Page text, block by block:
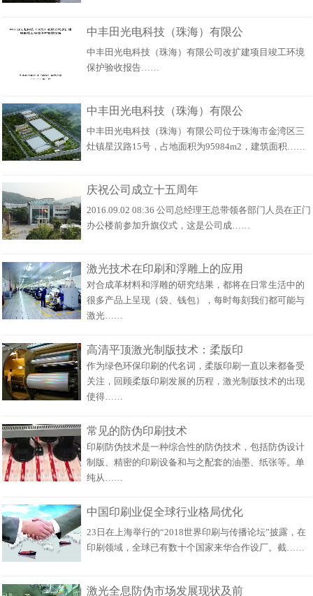
中丰田光电科技（珠海）有限公
中丰田光电科技（珠海）有限公司改扩建项目竣工环境
保护验收报告……
中丰田光电科技（珠海）有限公
中丰田光电科技（珠海）有限公司位于珠海市金湾区三
灶镇星汉路15号，占地面积为95984m2，建筑面积……
庆祝公司成立十五周年
2016.09.02 08:36 公司总经理王总带领各部门人员在正门
办公楼前参加升旗仪式，这是公司成……
激光技术在印刷和浮雕上的应用
对合成革材料和浮雕的研究结果，都将在日常生活中的
很多产品上呈现（袋、钱包），每时每刻我们都可能与
激光……
高清平顶激光制版技术：柔版印
作为绿色环保印刷的代名词，柔版印刷一直以来都备受
关注，回顾柔版印刷发展的历程，激光制版技术的出现
使得……
常见的防伪印刷技术
印刷防伪技术是一种综合性的防伪技术，包括防伪设计
制版、精密的印刷设备和与之配套的油墨、纸张等。单
纯从……
中国印刷业促全球行业格局优化
23日在上海举行的“2018世界印刷与传播论坛”披露，在
印刷领域，全球已有数十个国家来华合作设厂。截……
激光全息防伪市场发展现状及前